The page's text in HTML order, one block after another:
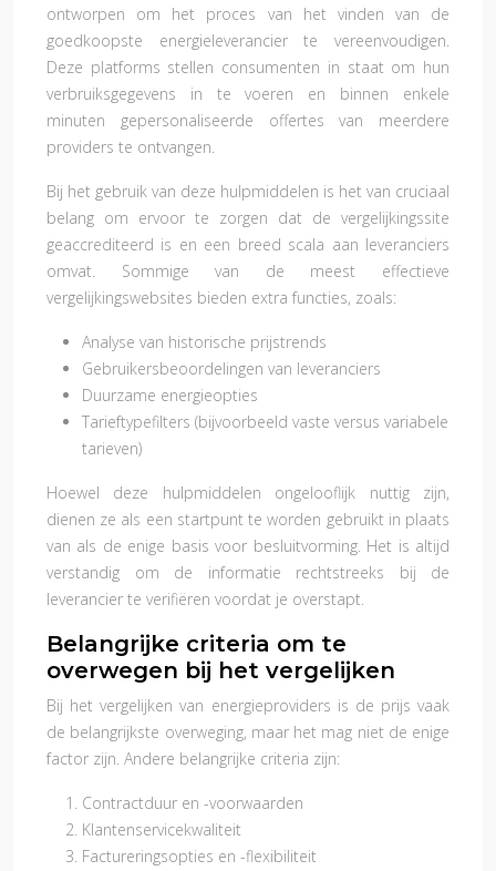
ontworpen om het proces van het vinden van de
goedkoopste energieleverancier te vereenvoudigen.
Deze platforms stellen consumenten in staat om hun
verbruiksgegevens in te voeren en binnen enkele
minuten gepersonaliseerde offertes van meerdere
providers te ontvangen.
Bij het gebruik van deze hulpmiddelen is het van cruciaal
belang om ervoor te zorgen dat de vergelijkingssite
geaccrediteerd is en een breed scala aan leveranciers
omvat. Sommige van de meest effectieve
vergelijkingswebsites bieden extra functies, zoals:
Analyse van historische prijstrends
Gebruikersbeoordelingen van leveranciers
Duurzame energieopties
Tarieftypefilters (bijvoorbeeld vaste versus variabele
tarieven)
Hoewel deze hulpmiddelen ongelooflijk nuttig zijn,
dienen ze als een startpunt te worden gebruikt in plaats
van als de enige basis voor besluitvorming. Het is altijd
verstandig om de informatie rechtstreeks bij de
leverancier te verifiëren voordat je overstapt.
Belangrijke criteria om te
overwegen bij het vergelijken
Bij het vergelijken van energieproviders is de prijs vaak
de belangrijkste overweging, maar het mag niet de enige
factor zijn. Andere belangrijke criteria zijn:
Contractduur en -voorwaarden
Klantenservicekwaliteit
Factureringsopties en -flexibiliteit